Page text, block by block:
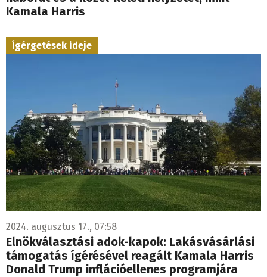
Kamala Harris
Ígérgetések ideje
2024. augusztus 17., 07:58
Elnökválasztási adok-kapok: Lakásvásárlási
támogatás ígérésével reagált Kamala Harris
Donald Trump inflációellenes programjára